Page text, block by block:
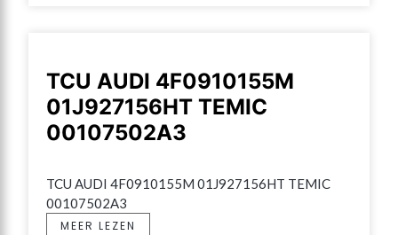
TCU AUDI 4F0910155M
01J927156HT TEMIC
00107502A3
TCU AUDI 4F0910155M 01J927156HT TEMIC
00107502A3
MEER LEZEN